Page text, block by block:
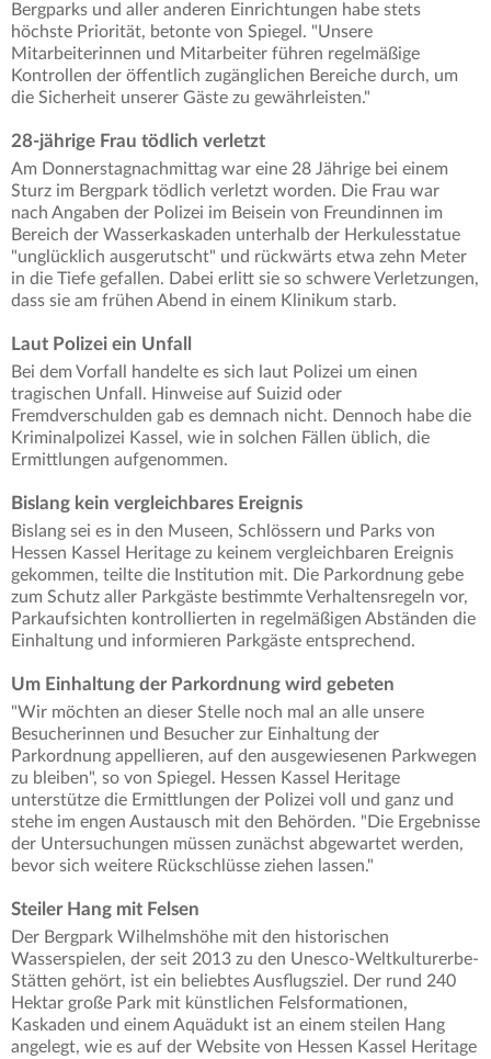
Bergparks und aller anderen Einrichtungen habe stets
höchste Priorität, betonte von Spiegel. "Unsere
Mitarbeiterinnen und Mitarbeiter führen regelmäßige
Kontrollen der öffentlich zugänglichen Bereiche durch, um
die Sicherheit unserer Gäste zu gewährleisten."
28-jährige Frau tödlich verletzt
Am Donnerstagnachmittag war eine 28 Jährige bei einem
Sturz im Bergpark tödlich verletzt worden. Die Frau war
nach Angaben der Polizei im Beisein von Freundinnen im
Bereich der Wasserkaskaden unterhalb der Herkulesstatue
"unglücklich ausgerutscht" und rückwärts etwa zehn Meter
in die Tiefe gefallen. Dabei erlitt sie so schwere Verletzungen,
dass sie am frühen Abend in einem Klinikum starb.
Laut Polizei ein Unfall
Bei dem Vorfall handelte es sich laut Polizei um einen
tragischen Unfall. Hinweise auf Suizid oder
Fremdverschulden gab es demnach nicht. Dennoch habe die
Kriminalpolizei Kassel, wie in solchen Fällen üblich, die
Ermittlungen aufgenommen.
Bislang kein vergleichbares Ereignis
Bislang sei es in den Museen, Schlössern und Parks von
Hessen Kassel Heritage zu keinem vergleichbaren Ereignis
gekommen, teilte die Institution mit. Die Parkordnung gebe
zum Schutz aller Parkgäste bestimmte Verhaltensregeln vor,
Parkaufsichten kontrollierten in regelmäßigen Abständen die
Einhaltung und informieren Parkgäste entsprechend.
Um Einhaltung der Parkordnung wird gebeten
"Wir möchten an dieser Stelle noch mal an alle unsere
Besucherinnen und Besucher zur Einhaltung der
Parkordnung appellieren, auf den ausgewiesenen Parkwegen
zu bleiben", so von Spiegel. Hessen Kassel Heritage
unterstütze die Ermittlungen der Polizei voll und ganz und
stehe im engen Austausch mit den Behörden. "Die Ergebnisse
der Untersuchungen müssen zunächst abgewartet werden,
bevor sich weitere Rückschlüsse ziehen lassen."
Steiler Hang mit Felsen
Der Bergpark Wilhelmshöhe mit den historischen
Wasserspielen, der seit 2013 zu den Unesco-Weltkulturerbe-
Stätten gehört, ist ein beliebtes Ausflugsziel. Der rund 240
Hektar große Park mit künstlichen Felsformationen,
Kaskaden und einem Aquädukt ist an einem steilen Hang
angelegt, wie es auf der Website von Hessen Kassel Heritage